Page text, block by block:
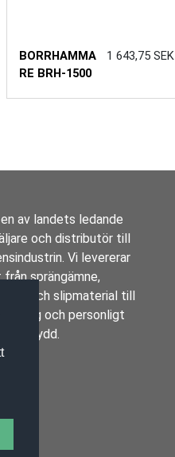
BORRHAMMA
RE BRH-1500
1 643,75 SEK
av landets ledande
och distributör till
Vi levererar
sprängämne,
och slipmaterial till
och personligt
skydd.